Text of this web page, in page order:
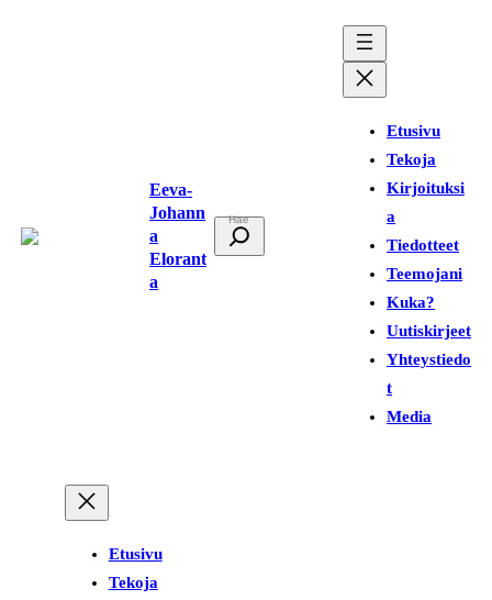
Eeva-
Johann
a
Elorant
a
t
Etusivu
Tekoja
Kirjoituksi
a
Tiedotteet
Teemojani
Kuka?
Uutiskirjeet
Yhteystiedo
t
Media
Etusivu
Tekoja